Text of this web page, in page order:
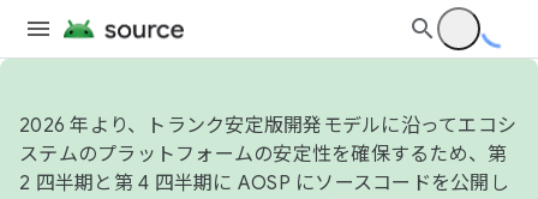
2026 年より、トランク安定版開発モデルに沿ってエコシ
ステムのプラットフォームの安定性を確保するため、第
2 四半期と第 4 四半期に AOSP にソースコードを公開し